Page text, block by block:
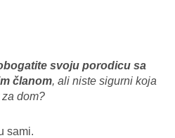
svoju porodicu sa
članom, ali niste sigurni koja
dom?
sami.